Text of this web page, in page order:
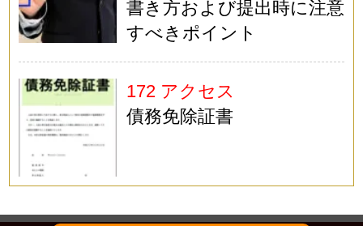
書き方および提出時に注意
すべきポイント
172 アクセス
債務免除証書